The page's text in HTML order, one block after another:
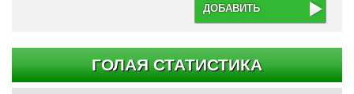
ДОБАВИТЬ
ГОЛАЯ СТАТИСТИКА